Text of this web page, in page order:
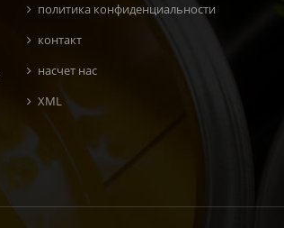
политика конфиденциальности
контакт
насчет нас
XML